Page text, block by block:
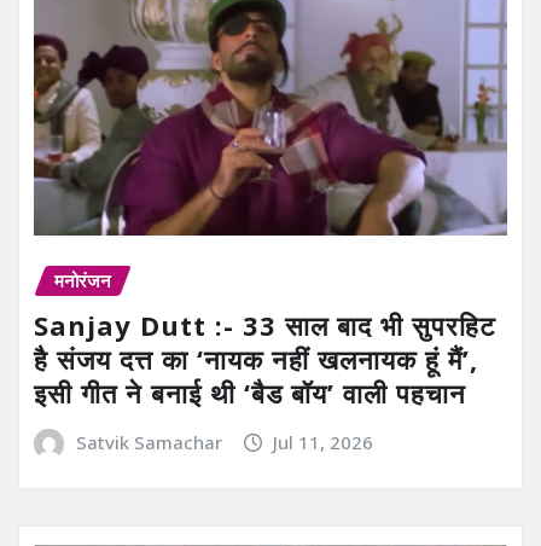
मनोरंजन
Sanjay Dutt :- 33 साल बाद भी सुपरहिट
है संजय दत्त का ‘नायक नहीं खलनायक हूं मैं’,
इसी गीत ने बनाई थी ‘बैड बॉय’ वाली पहचान
Satvik Samachar Jul 11, 2026